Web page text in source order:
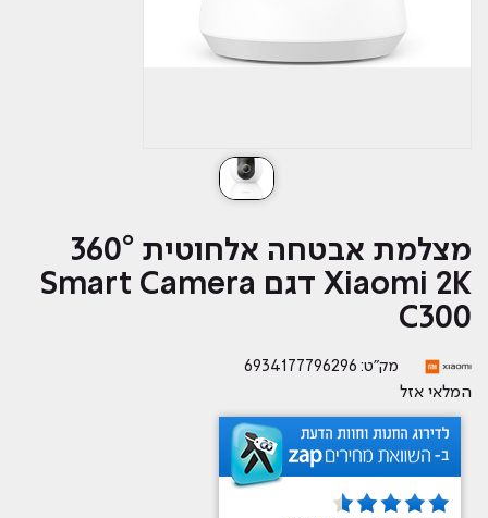
מצלמת אבטחה אלחוטית 360°
Xiaomi 2K דגם Smart Camera
C300
מק״ט: 6934177796296
המלאי אזל